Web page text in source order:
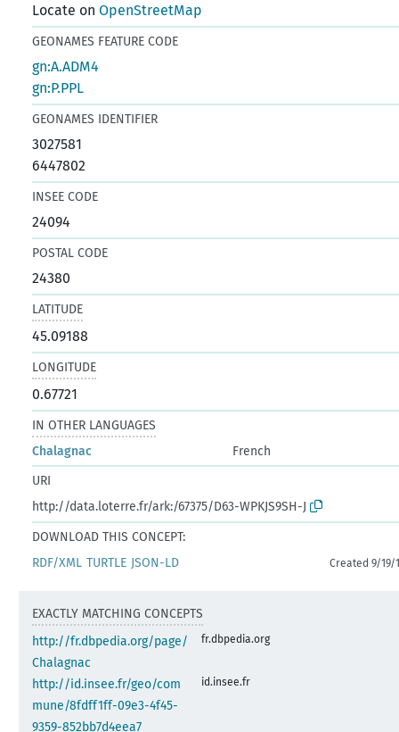
Locate onOpenStreetMap
GEONAMES FEATURE CODE
gn:A.ADM4
gn:P.PPL
GEONAMES IDENTIFIER
3027581
6447802
INSEE CODE
24094
POSTAL CODE
24380
LATITUDE
45.09188
LONGITUDE
0.67721
IN OTHER LANGUAGES
Chalagnac
French
URI
http://data.loterre.fr/ark:/67375/D63-WPKJS9SH-J
DOWNLOAD THIS CONCEPT:
RDF/XML TURTLE JSON-LD Created 9/19/
EXACTLY MATCHING CONCEPTS
http://fr.dbpedia.org/page/
Chalagnac
fr.dbpedia.org
http://id.insee.fr/geo/com
mune/8fdff1ff-09e3-4f45-
9359-852bb7d4eea7
id.insee.fr